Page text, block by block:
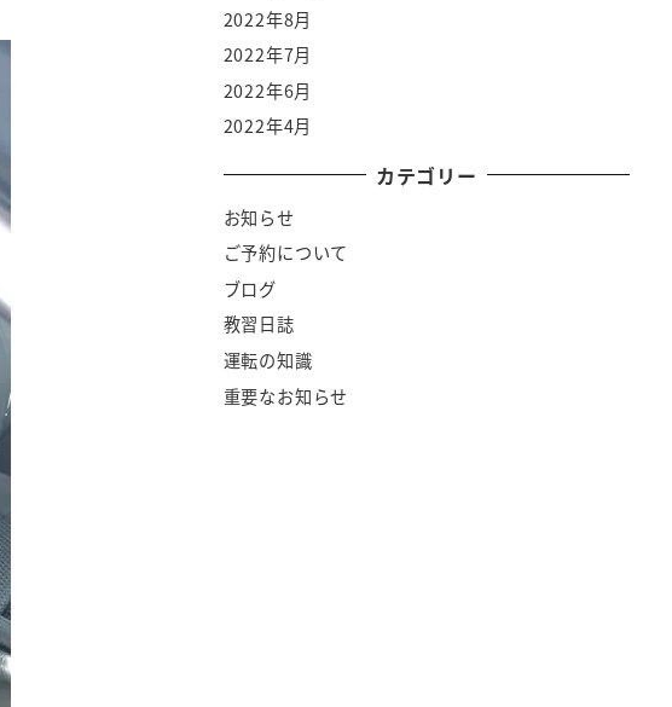
2022年8月
2022年7月
2022年6月
2022年4月
カテゴリー
お知らせ
ご予約について
ブログ
教習日誌
運転の知識
重要なお知らせ